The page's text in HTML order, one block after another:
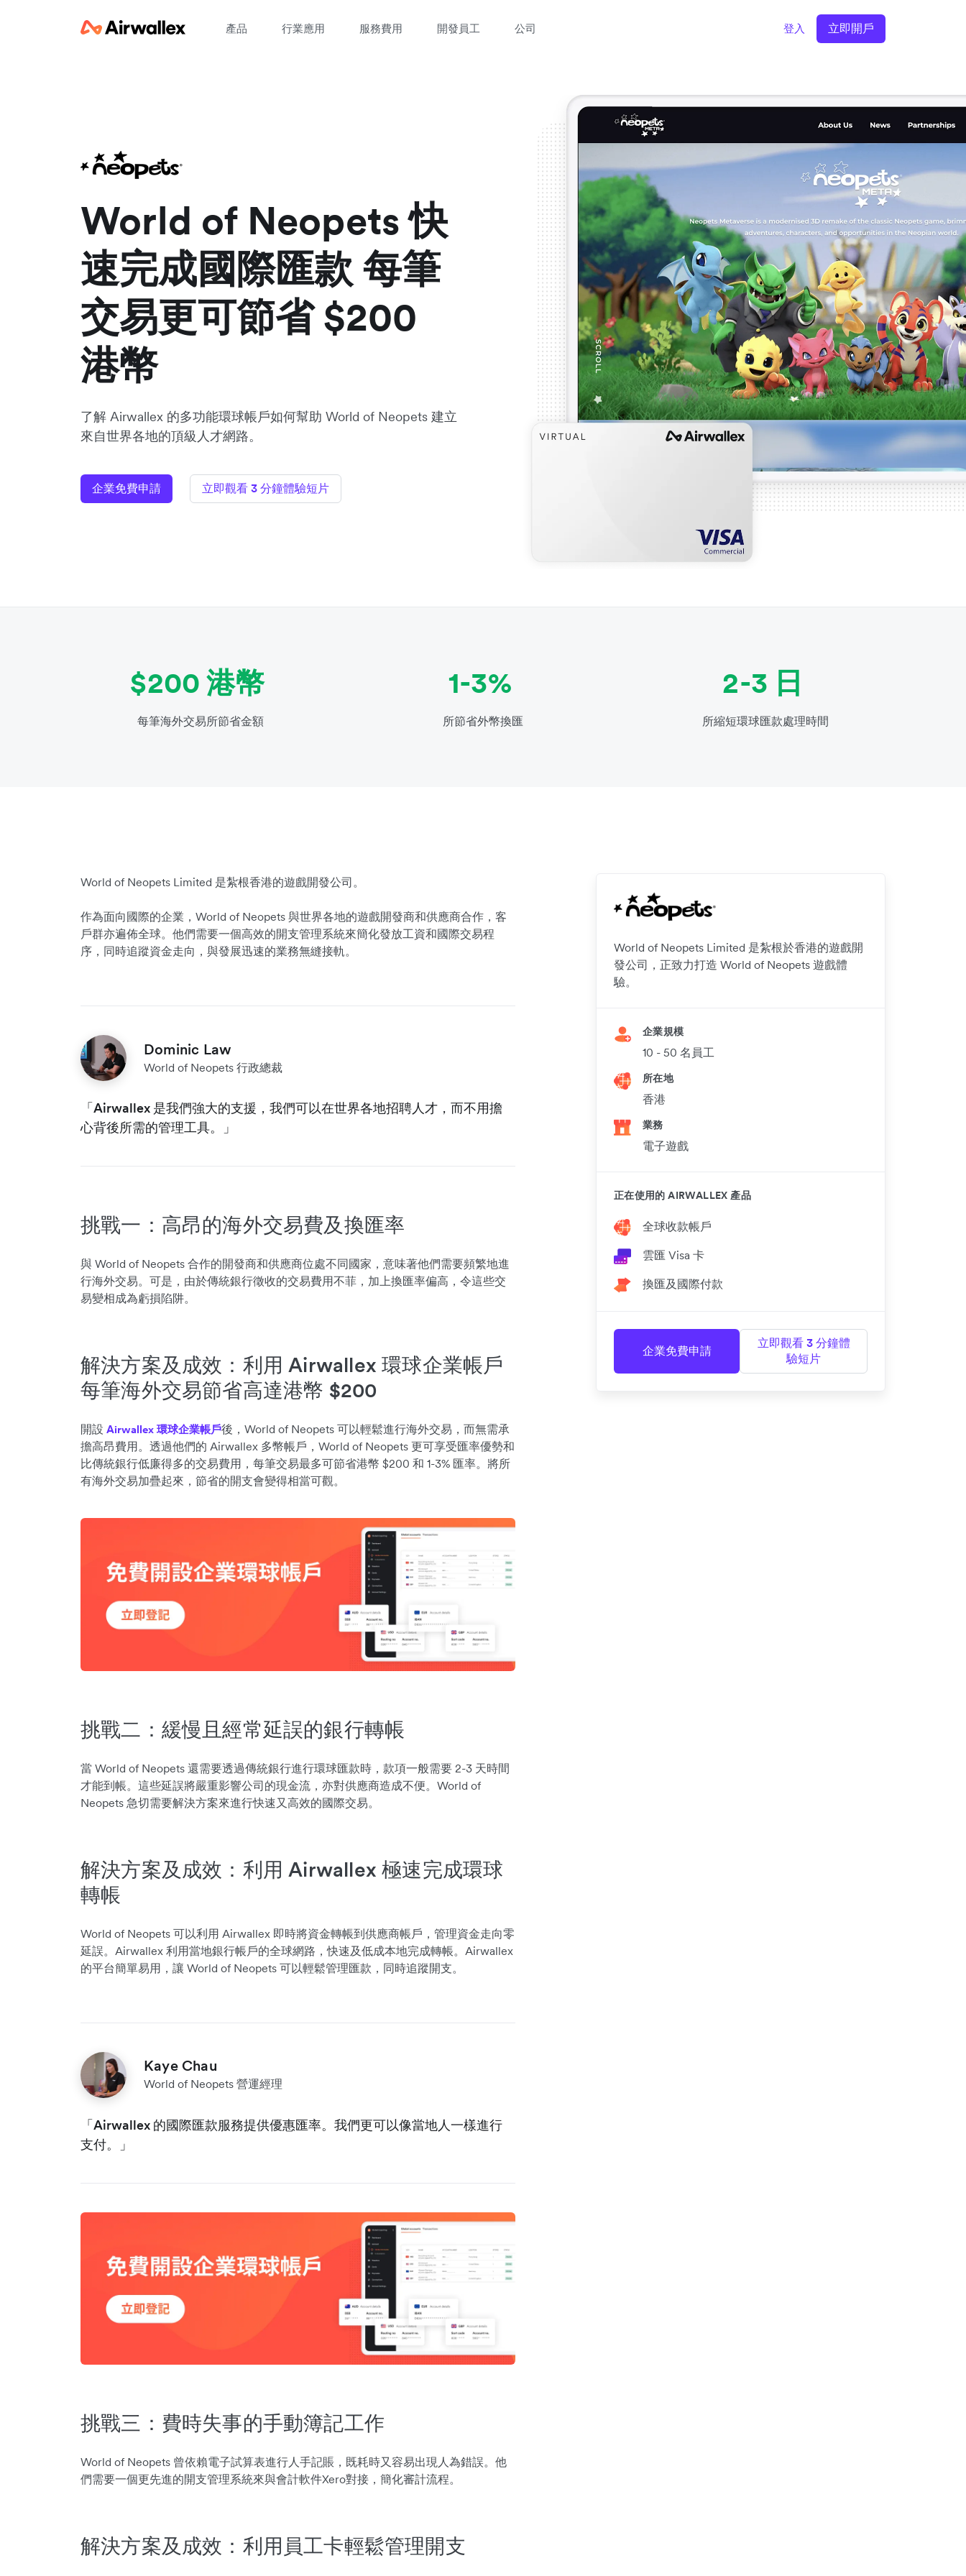
產品 行業應用 服務費用 開發員工 公司 登入 立即開戶
World of Neopets 快
速完成國際匯款 每筆
交易更可節省 $200
港幣
了解 Airwallex 的多功能環球帳戶如何幫助 World of Neopets 建立
來自世界各地的頂級人才網路。
企業免費申請 立即觀看 3 分鐘體驗短片
$200 港幣
每筆海外交易所節省金額
1-3%
所節省外幣換匯
2-3 日
所縮短環球匯款處理時間
World of Neopets Limited 是紮根於香港的遊戲開
發公司，正致力打造 World of Neopets 遊戲體
驗。
企業規模
10 - 50 名員工
所在地
香港
業務
電子遊戲
正在使用的 AIRWALLEX 產品
全球收款帳戶
雲匯 Visa 卡
換匯及國際付款
企業免費申請
立即觀看 3 分鐘體
驗短片
World of Neopets Limited 是紮根香港的遊戲開發公司。
作為面向國際的企業，World of Neopets 與世界各地的遊戲開發商和供應商合作，客
戶群亦遍佈全球。他們需要一個高效的開支管理系統來簡化發放工資和國際交易程
序，同時追蹤資金走向，與發展迅速的業務無縫接軌。
Dominic Law
World of Neopets 行政總裁
「Airwallex 是我們強大的支援，我們可以在世界各地招聘人才，而不用擔
心背後所需的管理工具。」
挑戰一：高昂的海外交易費及換匯率
與 World of Neopets 合作的開發商和供應商位處不同國家，意味著他們需要頻繁地進
行海外交易。可是，由於傳統銀行徵收的交易費用不菲，加上換匯率偏高，令這些交
易變相成為虧損陷阱。
解決方案及成效：利用 Airwallex 環球企業帳戶
每筆海外交易節省高達港幣 $200
開設 Airwallex 環球企業帳戶後，World of Neopets 可以輕鬆進行海外交易，而無需承
擔高昂費用。透過他們的 Airwallex 多幣帳戶，World of Neopets 更可享受匯率優勢和
比傳統銀行低廉得多的交易費用，每筆交易最多可節省港幣 $200 和 1-3% 匯率。將所
有海外交易加疊起來，節省的開支會變得相當可觀。
挑戰二：緩慢且經常延誤的銀行轉帳
當 World of Neopets 還需要透過傳統銀行進行環球匯款時，款項一般需要 2-3 天時間
才能到帳。這些延誤將嚴重影響公司的現金流，亦對供應商造成不便。World of
Neopets 急切需要解決方案來進行快速又高效的國際交易。
解決方案及成效：利用 Airwallex 極速完成環球
轉帳
World of Neopets 可以利用 Airwallex 即時將資金轉帳到供應商帳戶，管理資金走向零
延誤。Airwallex 利用當地銀行帳戶的全球網路，快速及低成本地完成轉帳。Airwallex
的平台簡單易用，讓 World of Neopets 可以輕鬆管理匯款，同時追蹤開支。
Kaye Chau
World of Neopets 營運經理
「Airwallex 的國際匯款服務提供優惠匯率。我們更可以像當地人一樣進行
支付。」
挑戰三：費時失事的手動簿記工作
World of Neopets 曾依賴電子試算表進行人手記賬，既耗時又容易出現人為錯誤。他
們需要一個更先進的開支管理系統來與會計軟件Xero對接，簡化審計流程。
解決方案及成效：利用員工卡輕鬆管理開支